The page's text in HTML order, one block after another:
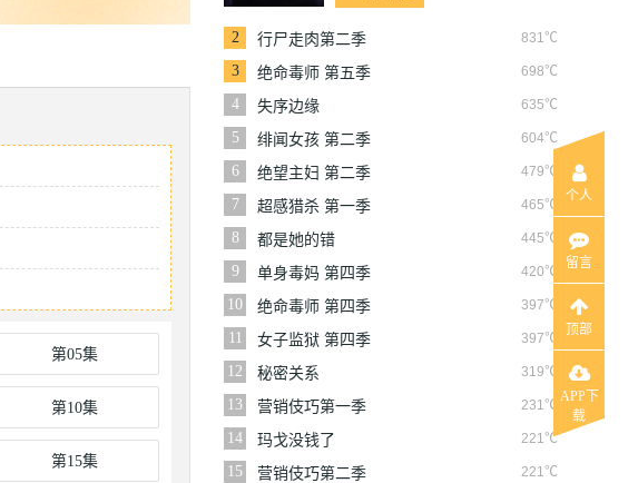
第05集
第10集
第15集
2 831℃
行尸走肉第二季
3
698℃
绝命毒师 第五季
4
635℃
失序边缘
5
604℃
绯闻女孩 第二季
6
479℃
绝望主妇 第二季
7
465℃
超感猎杀 第一季
8
445℃
都是她的错
9
420℃
单身毒妈 第四季
10
397℃
绝命毒师 第四季
11
397℃
女子监狱 第四季
12
319℃
秘密关系
13
231℃
营销伎巧第一季
14
221℃
玛戈没钱了
15
221℃
营销伎巧第二季
个人
留言
顶部
APP下
载